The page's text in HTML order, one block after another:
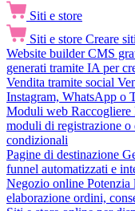
Siti e store
Siti e store Creare
Website builder CMS
generati tramite IA per
Vendita tramite social
Instagram, WhatsApp o
Moduli web Raccogliere
moduli di registrazione
condizionali
Pagine di destinazione
funnel automatizzati e
Negozio online Potenzia
elaborazione ordini,